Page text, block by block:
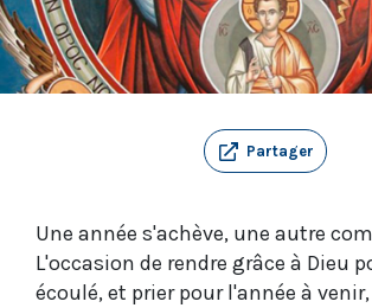
Partager
Une année s'achève, une autre
L'occasion de rendre grâce à Dieu
écoulé, et prier pour l'année à